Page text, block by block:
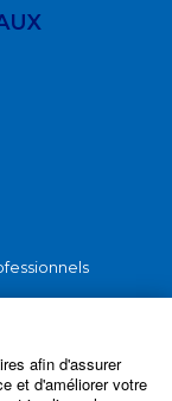
afin d'assurer
et d'améliorer votre